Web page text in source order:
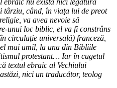
când, în viaţa lui de preot
va avea nevoie să
unui loc biblic, el va fi constrâns
circulaţie universală) franceză,
mai umil, la una din Bibliile
protestant… Iar în cugetul
textul ebraic al Vechiului
nici un traducător, teolog